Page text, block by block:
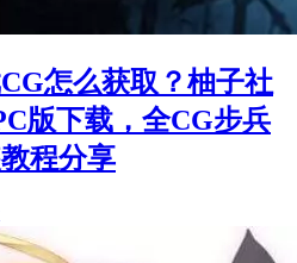
怎么获取？柚子社
版下载，全CG步兵
程分享